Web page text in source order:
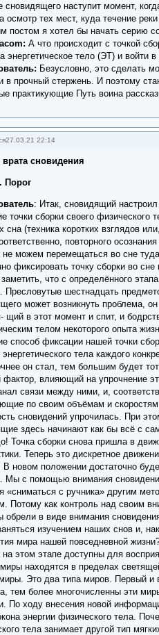
сновидящего наступит момент,
осмотр тех мест, куда течение
постом я хотел бы начать серию
А что происходит с точкой
энергетическое тело (ЭТ) и войти
Безусловно, это сделать
в прочный стержень. И поэтому
практикующие Путь воина
27.03.21 22:14
сновидения
Порог
: Итак, сновидящий
точки сборки своего физического
сна (техника коротких взглядов
повторного
можем перемещаться во сне
фиксировать точку сборки во сне
что с определённого
Пресловутые шестнадцать
может возникнуть проблема,
щий в этот момент и спит, и
телом некоторого опыта
способ фиксации нашей точки
энергетического тела каждого
он стал, тем большим будет
фактор, влияющий на упрочнение
связи между ними, и,
по своим объёмам и скоростям
сновидений упрочилась. При
здесь начинают как бы всё с
Точка сборки снова пришла в
Теперь это дискретное
В новом положении достаточно
Мы с помощью внимания
«сниматься с ручника» другим
Потому как контроль над своим
обрели в виде внимания
изучением наших снов и,
мира нашей повседневной
на этом этапе доступны для
находятся в пределах
Это два типа миров. Первый и
тем более многочисленны эти
По ходу внесения новой
энергии физического тела.
тела занимает другой тип